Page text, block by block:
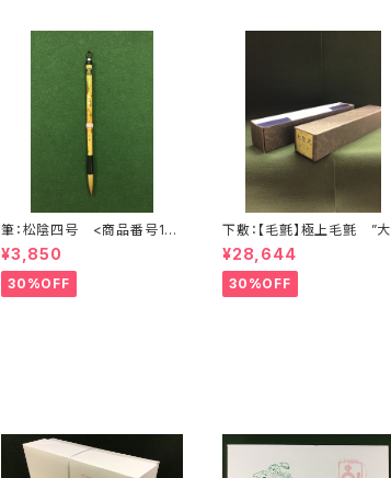
筆：松陰四号 <商品番号10
72>
¥3,850
30%OFF
下敷：【毛氈】極上毛氈 ”大
聖武” 2500×900mm (2尺×
8尺判) 紺３ミリ <商品番
号1368>
¥28,644
30%OFF